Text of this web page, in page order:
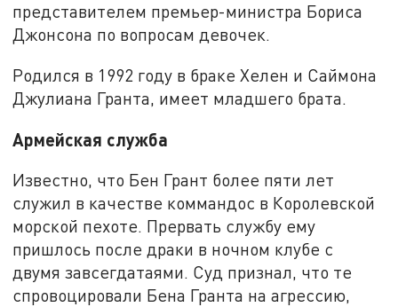
представителем премьер-министра Бориса
Джонсона по вопросам девочек.
Родился в 1992 году в браке Хелен и Саймона
Джулиана Гранта, имеет младшего брата.
Армейская служба
Известно, что Бен Грант более пяти лет
служил в качестве коммандос в Королевской
морской пехоте. Прервать службу ему
пришлось после драки в ночном клубе с
двумя завсегдатаями. Суд признал, что те
спровоцировали Бена Гранта на агрессию,